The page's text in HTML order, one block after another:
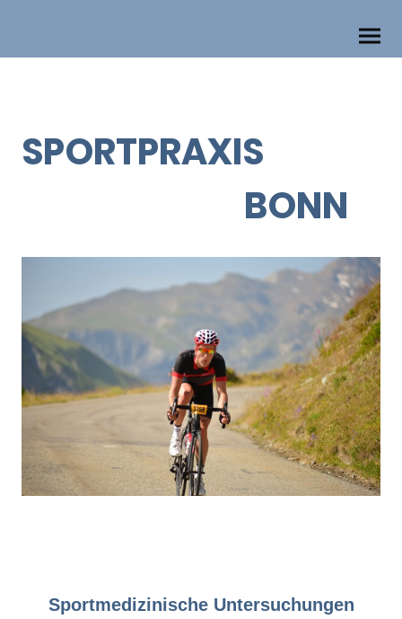
SPORTPRAXIS
BONN
Sportmedizinische Untersuchungen